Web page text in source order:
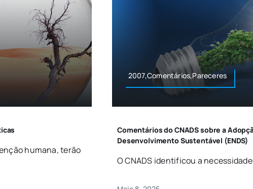
humana, terão
2007,Comentários,Pareceres
Comentários do CNADS sobre a
Desenvolvimento Sustentável (ENDS)
O CNADS identificou a